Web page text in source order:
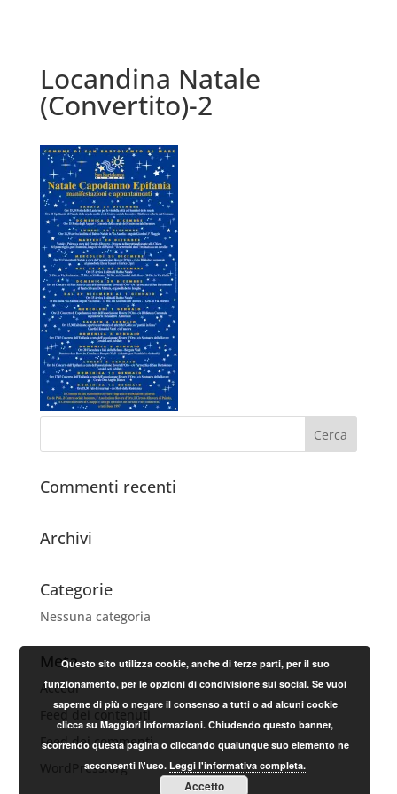
Locandina Natale
(Convertito)-2
Commenti recenti
Archivi
Categorie
Nessuna categoria
Meta
Accedi
Feed dei contenuti
Feed dei commenti
WordPress.org
Questo sito utilizza cookie, anche di terze parti, per il suo
funzionamento, per le opzioni di condivisione sui social. Se vuoi
saperne di più o negare il consenso a tutti o ad alcuni cookie
clicca su Maggiori Informazioni. Chiudendo questo banner,
scorrendo questa pagina o cliccando qualunque suo elemento ne
acconsenti l\'uso.Leggi l'informativa completa.
Accetto